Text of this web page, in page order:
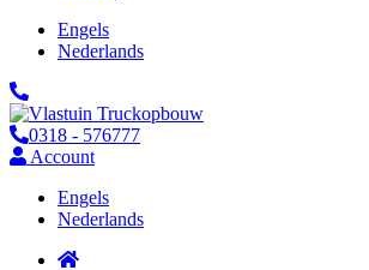
Engels
Nederlands
0318 - 576777
Account
Engels
Nederlands